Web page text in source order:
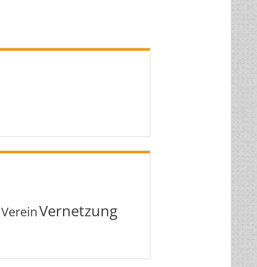
VereinVernetzung